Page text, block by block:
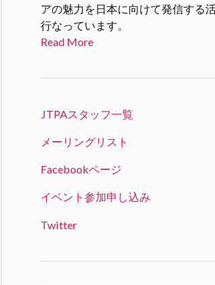
状や未来の展望についてお
います。
#シリコンバレーｘ日本なセ
1
JTPA@シリコンバレー発
22 1月 2025
「生成AI時代のデータサイ
1 1 Twitter
アの魅力を日本に向けて発信する
行なっています。
Read More
JTPAスタッフ一覧
メーリングリスト
Facebookページ
イベント参加申し込み
Twitter